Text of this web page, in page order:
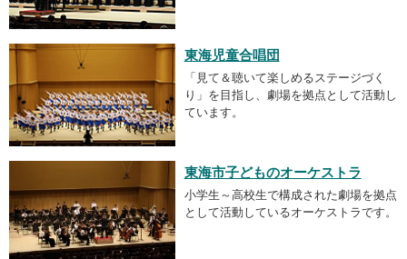
東海児童合唱団
「見て＆聴いて楽しめるステージづく
り」を目指し、劇場を拠点として活動し
ています。
東海市子どものオーケストラ
小学生～高校生で構成された劇場を拠点
として活動しているオーケストラです。